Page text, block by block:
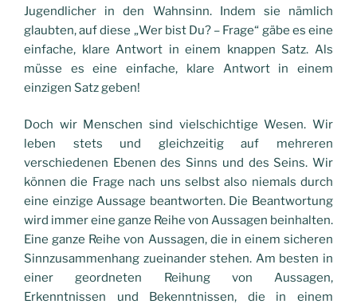
Jugendlicher in den Wahnsinn. Indem sie nämlich
glaubten, auf diese „Wer bist Du? – Frage“ gäbe es eine
einfache, klare Antwort in einem knappen Satz. Als
müsse es eine einfache, klare Antwort in einem
einzigen Satz geben!
Doch wir Menschen sind vielschichtige Wesen. Wir
leben stets und gleichzeitig auf mehreren
verschiedenen Ebenen des Sinns und des Seins. Wir
können die Frage nach uns selbst also niemals durch
eine einzige Aussage beantworten. Die Beantwortung
wird immer eine ganze Reihe von Aussagen beinhalten.
Eine ganze Reihe von Aussagen, die in einem sicheren
Sinnzusammenhang zueinander stehen. Am besten in
einer geordneten Reihung von Aussagen,
Erkenntnissen und Bekenntnissen, die in einem